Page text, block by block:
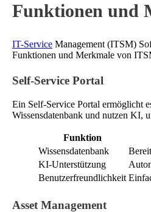
Funktionen und
IT-Service Management (ITSM)
Funktionen und Merkmale von
Self-Service Portal
Ein Self-Service Portal ermöglicht
Wissensdatenbank und nutzen KI,
Funktion
Wissensdatenbank
KI-Unterstützung
Benutzerfreundlichkeit
Asset Management